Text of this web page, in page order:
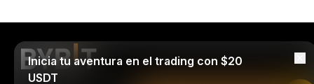
Inicia tu aventura en el trading con $20
USDT